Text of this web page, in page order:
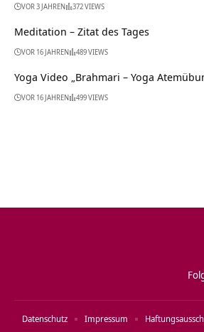
VOR 3 JAHREN 372 VIEWS
Meditation – Zitat des Tages
VOR 16 JAHREN 489 VIEWS
Yoga Video „Brahmari – Yoga
VOR 16 JAHREN 499 VIEWS
Datenschutz Impressum